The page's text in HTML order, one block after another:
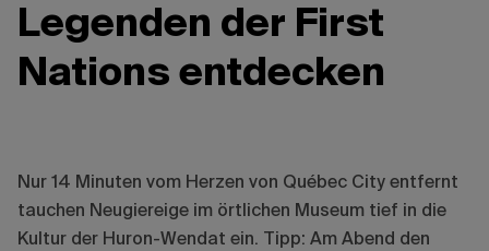
Legenden der First
Nations entdecken
Nur 14 Minuten vom Herzen von Québec City entfernt
tauchen Neugiereige im örtlichen Museum tief in die
Kultur der Huron-Wendat ein. Tipp: Am Abend den